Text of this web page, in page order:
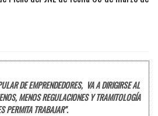
DE EMPRENDEDORES, VA A DIRIGIRSE AL
MENOS REGULACIONES Y TRAMITOLOGÍA
PERMITA TRABAJAR".